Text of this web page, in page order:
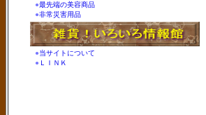
●最先端の美容商品
●非常災害用品
●当サイトについて
● ＬＩＮＫ